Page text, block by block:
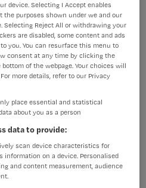
NIVEAU
MBO
DIENSTVERBAND
Fulltime
woonlocatie bij GGZ
Hieronder staan enkele
voor u wellicht interessant
device. Selecting I Accept enables
the purposes shown under we and our
Selecting Reject All or withdrawing your
are disabled, some content and ads
you. You can resurface this menu to
consent at any time by clicking the
of the webpage. Your choices will
more details, refer to our Privacy
place essential and statistical
about you as a person
data to provide:
scan device characteristics for
information on a device. Personalised
and content measurement, audience